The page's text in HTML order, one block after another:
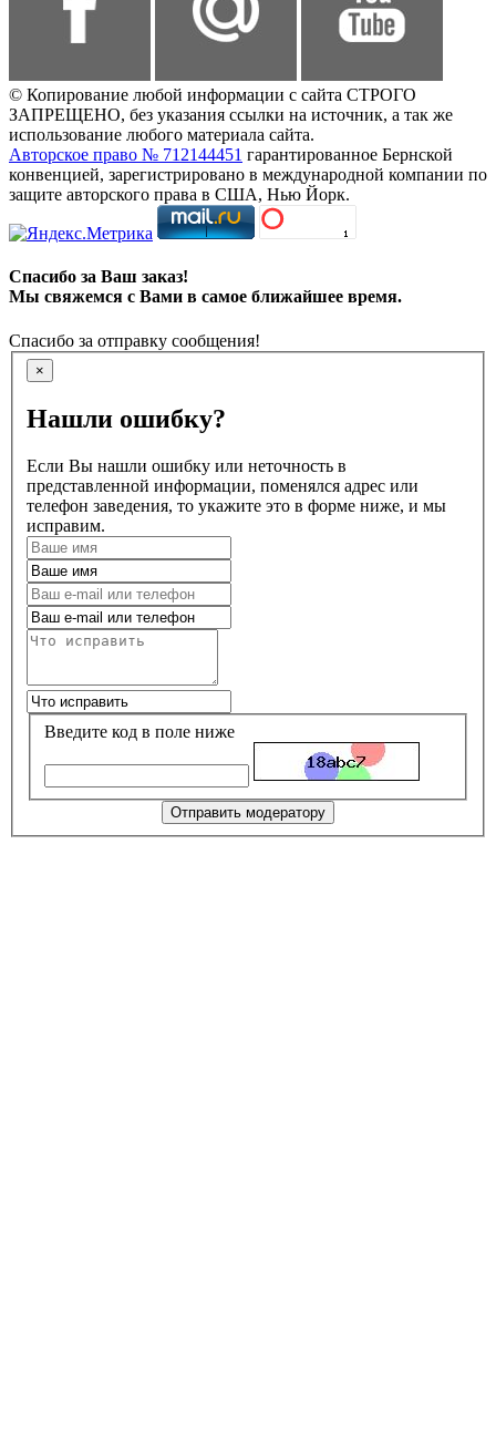
© Копирование любой информации с сайта СТРОГО
ЗАПРЕЩЕНО, без указания ссылки на источник, а так же
использование любого материала сайта.
Авторское право № 712144451 гарантированное Бернской
конвенцией, зарегистрировано в международной компании по
защите авторского права в США, Нью Йорк.
Спасибо за Ваш заказ!
Мы свяжемся с Вами в самое ближайшее время.
Спасибо за отправку сообщения!
×
Нашли ошибку?
Если Вы нашли ошибку или неточность в
представленной информации, поменялся адрес или
телефон заведения, то укажите это в форме ниже, и мы
исправим.
Введите код в поле ниже
Отправить модератору